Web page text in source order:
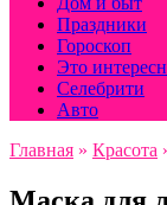
Праздники
Гороскоп
Это
Селебрити
Авто
Главная » Красота